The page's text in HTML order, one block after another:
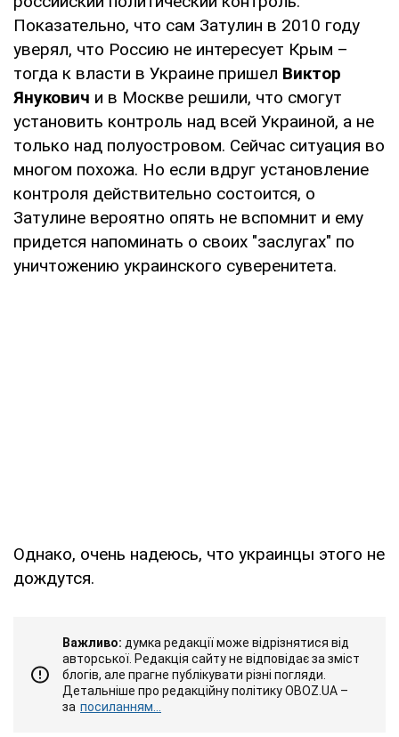
Показательно, что сам Затулин в 2010 году
уверял, что Россию не интересует Крым –
тогда к власти в Украине пришел Виктор
Янукович и в Москве решили, что смогут
установить контроль над всей Украиной, а не
только над полуостровом. Сейчас ситуация во
многом похожа. Но если вдруг установление
контроля действительно состоится, о
Затулине вероятно опять не вспомнит и ему
придется напоминать о своих "заслугах" по
уничтожению украинского суверенитета.
Однако, очень надеюсь, что украинцы этого не
дождутся.
Важливо: думка редакції може відрізнятися від
авторської. Редакція сайту не відповідає за зміст
блогів, але прагне публікувати різні погляди.
Детальніше про редакційну політику OBOZ.UA –
за посиланням...